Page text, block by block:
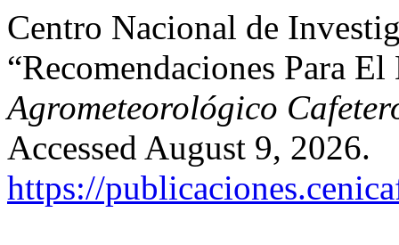
Centro Nacional de
“Recomendaciones Para
Agrometeorológico
Accessed August 9, 2026.
https://